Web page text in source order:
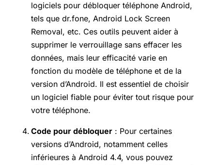
logiciels pour débloquer téléphone Android,
tels que dr.fone, Android Lock Screen
Removal, etc. Ces outils peuvent aider à
supprimer le verrouillage sans effacer les
données, mais leur efficacité varie en
fonction du modèle de téléphone et de la
version d’Android. Il est essentiel de choisir
un logiciel fiable pour éviter tout risque pour
votre téléphone.
Code pour débloquer : Pour certaines
versions d’Android, notamment celles
inférieures à Android 4.4, vous pouvez